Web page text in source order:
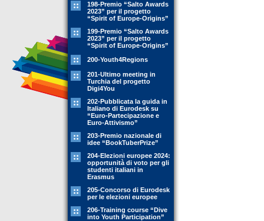
198-Premio “Salto Awards
2023” per il progetto
“Spirit of Europe-Origins”
199-Premio “Salto Awards
2023” per il progetto
“Spirit of Europe-Origins”
200-Youth4Regions
201-Ultimo meeting in
Turchia del progetto
Digi4You
202-Pubblicata la guida in
Italiano di Eurodesk su
“Euro-Partecipazione e
Euro-Attivismo”
203-Premio nazionale di
idee “BookTuberPrize”
204-Elezioni europee 2024:
opportunità di voto per gli
studenti italiani in
Erasmus
205-Concorso di Eurodesk
per le elezioni europee
206-Training course “Dive
into Youth Participation”